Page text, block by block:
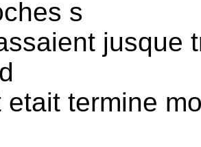
s
jusque
etait termine